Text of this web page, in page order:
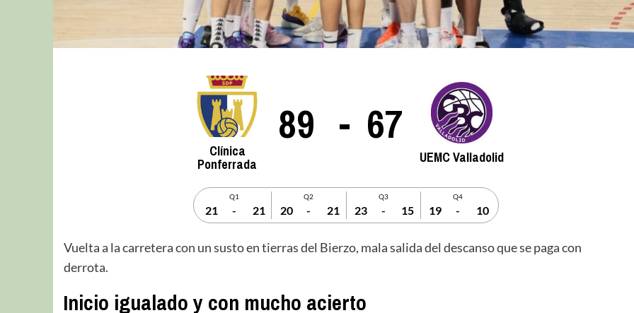
Clínica
Ponferrada
89 - 67
UEMC Valladolid
Q1
21 - 21
Q2
20 - 21
Q3
23 - 15
Q4
19 - 10
Vuelta a la carretera con un susto en tierras del Bierzo, mala salida del descanso que se paga con
derrota.
Inicio igualado y con mucho acierto
La entrevista bTactic
La entrevista bTactic
Nos hacemos mayores. Vamos creciendo. Tanto así
que el próximo 20 de mayo celebramos nuestro
cuarto cumpleaños. Y todo crecimiento conlleva
sus cambios. Cambio que...
Leer más